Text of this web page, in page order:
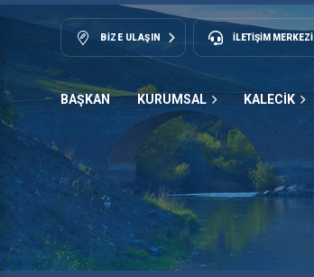
BIZE ULAŞIN İLETİŞİM MERKEZİ
BAŞKAN KURUMSAL KALECİK